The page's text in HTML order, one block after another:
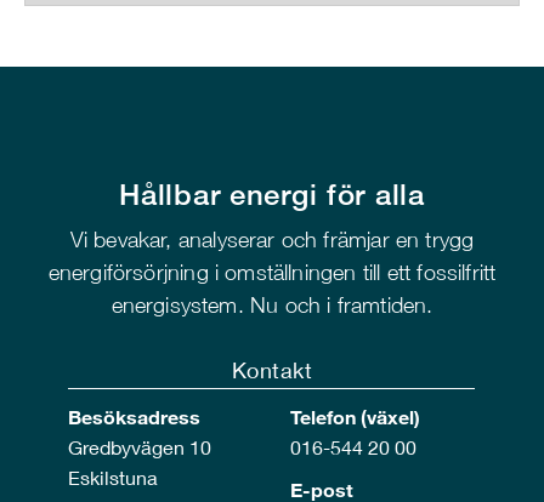
Hållbar energi för alla
Vi bevakar, analyserar och främjar en trygg
energiförsörjning i omställningen till ett fossilfritt
energisystem. Nu och i framtiden.
Kontakt
Besöksadress
Gredbyvägen 10
Eskilstuna
Telefon (växel)
016-544 20 00
E-post